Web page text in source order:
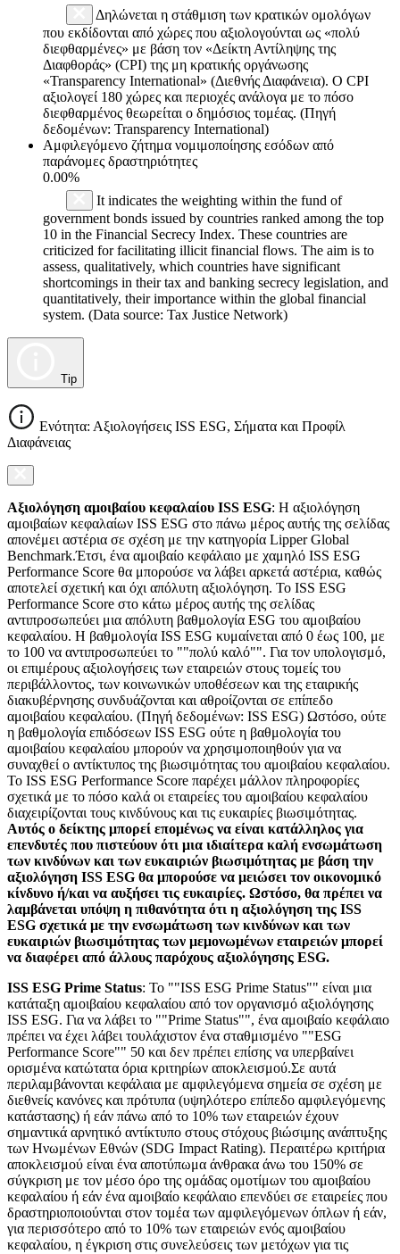
Δηλώνεται η στάθμιση των κρατικών ομολόγων
που εκδίδονται από χώρες που αξιολογούνται ως «πολύ
διεφθαρμένες» με βάση τον «Δείκτη Αντίληψης της
Διαφθοράς» (CPI) της μη κρατικής οργάνωσης
«Transparency International» (Διεθνής Διαφάνεια). Ο CPI
αξιολογεί 180 χώρες και περιοχές ανάλογα με το πόσο
διεφθαρμένος θεωρείται ο δημόσιος τομέας. (Πηγή
δεδομένων: Transparency International)
Αμφιλεγόμενο ζήτημα νομιμοποίησης εσόδων από
παράνομες δραστηριότητες
0.00%
It indicates the weighting within the fund of
government bonds issued by countries ranked among the top
10 in the Financial Secrecy Index. These countries are
criticized for facilitating illicit financial flows. The aim is to
assess, qualitatively, which countries have significant
shortcomings in their tax and banking secrecy legislation, and
quantitatively, their importance within the global financial
system. (Data source: Tax Justice Network)
Tip
Ενότητα: Αξιολογήσεις ISS ESG, Σήματα και Προφίλ
Διαφάνειας
Αξιολόγηση αμοιβαίου κεφαλαίου ISS ESG: Η αξιολόγηση
αμοιβαίων κεφαλαίων ISS ESG στο πάνω μέρος αυτής της σελίδας
απονέμει αστέρια σε σχέση με την κατηγορία Lipper Global
Benchmark.Έτσι, ένα αμοιβαίο κεφάλαιο με χαμηλό ISS ESG
Performance Score θα μπορούσε να λάβει αρκετά αστέρια, καθώς
αποτελεί σχετική και όχι απόλυτη αξιολόγηση. Το ISS ESG
Performance Score στο κάτω μέρος αυτής της σελίδας
αντιπροσωπεύει μια απόλυτη βαθμολογία ESG του αμοιβαίου
κεφαλαίου. Η βαθμολογία ISS ESG κυμαίνεται από 0 έως 100, με
το 100 να αντιπροσωπεύει το ""πολύ καλό"". Για τον υπολογισμό,
οι επιμέρους αξιολογήσεις των εταιρειών στους τομείς του
περιβάλλοντος, των κοινωνικών υποθέσεων και της εταιρικής
διακυβέρνησης συνδυάζονται και αθροίζονται σε επίπεδο
αμοιβαίου κεφαλαίου. (Πηγή δεδομένων: ISS ESG) Ωστόσο, ούτε
η βαθμολογία επιδόσεων ISS ESG ούτε η βαθμολογία του
αμοιβαίου κεφαλαίου μπορούν να χρησιμοποιηθούν για να
συναχθεί ο αντίκτυπος της βιωσιμότητας του αμοιβαίου κεφαλαίου.
Το ISS ESG Performance Score παρέχει μάλλον πληροφορίες
σχετικά με το πόσο καλά οι εταιρείες του αμοιβαίου κεφαλαίου
διαχειρίζονται τους κινδύνους και τις ευκαιρίες βιωσιμότητας.
Αυτός ο δείκτης μπορεί επομένως να είναι κατάλληλος για
επενδυτές που πιστεύουν ότι μια ιδιαίτερα καλή ενσωμάτωση
των κινδύνων και των ευκαιριών βιωσιμότητας με βάση την
αξιολόγηση ISS ESG θα μπορούσε να μειώσει τον οικονομικό
κίνδυνο ή/και να αυξήσει τις ευκαιρίες. Ωστόσο, θα πρέπει να
λαμβάνεται υπόψη η πιθανότητα ότι η αξιολόγηση της ISS
ESG σχετικά με την ενσωμάτωση των κινδύνων και των
ευκαιριών βιωσιμότητας των μεμονωμένων εταιρειών μπορεί
να διαφέρει από άλλους παρόχους αξιολόγησης ESG.
ISS ESG Prime Status: Το ""ISS ESG Prime Status"" είναι μια
κατάταξη αμοιβαίου κεφαλαίου από τον οργανισμό αξιολόγησης
ISS ESG. Για να λάβει το ""Prime Status"", ένα αμοιβαίο κεφάλαιο
πρέπει να έχει λάβει τουλάχιστον ένα σταθμισμένο ""ESG
Performance Score"" 50 και δεν πρέπει επίσης να υπερβαίνει
ορισμένα κατώτατα όρια κριτηρίων αποκλεισμού.Σε αυτά
περιλαμβάνονται κεφάλαια με αμφιλεγόμενα σημεία σε σχέση με
διεθνείς κανόνες και πρότυπα (υψηλότερο επίπεδο αμφιλεγόμενης
κατάστασης) ή εάν πάνω από το 10% των εταιρειών έχουν
σημαντικά αρνητικό αντίκτυπο στους στόχους βιώσιμης ανάπτυξης
των Ηνωμένων Εθνών (SDG Impact Rating). Περαιτέρω κριτήρια
αποκλεισμού είναι ένα αποτύπωμα άνθρακα άνω του 150% σε
σύγκριση με τον μέσο όρο της ομάδας ομοτίμων του αμοιβαίου
κεφαλαίου ή εάν ένα αμοιβαίο κεφάλαιο επενδύει σε εταιρείες που
δραστηριοποιούνται στον τομέα των αμφιλεγόμενων όπλων ή εάν,
για περισσότερο από το 10% των εταιρειών ενός αμοιβαίου
κεφαλαίου, η έγκριση στις συνελεύσεις των μετόχων για τις